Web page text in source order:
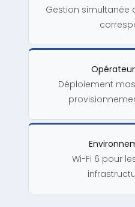
Gestion simultanée
Déploiement
Wi-Fi 6 pour